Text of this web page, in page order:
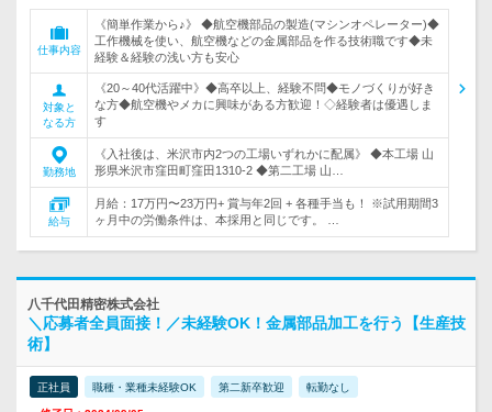
仕事内容
《簡単作業から♪》 ◆航空機部品の製造(マシンオペレーター)◆
工作機械を使い、航空機などの金属部品を作る技術職です◆未
経験＆経験の浅い方も安心
対象と
なる方
《20～40代活躍中》◆高卒以上、経験不問◆モノづくりが好き
な方◆航空機やメカに興味がある方歓迎！◇経験者は優遇しま
す
勤務地
《入社後は、米沢市内2つの工場いずれかに配属》 ◆本工場 山
形県米沢市窪田町窪田1310-2 ◆第二工場 山…
給与
月給：17万円〜23万円+ 賞与年2回 + 各種手当も！ ※試用期間3
ヶ月中の労働条件は、本採用と同じです。 …
八千代田精密株式会社
＼応募者全員面接！／未経験OK！金属部品加工を行う【生産技
術】
正社員 職種・業種未経験OK 第二新卒歓迎 転勤なし